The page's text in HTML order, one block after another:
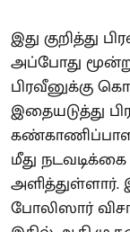
இது குறித்து
அப்போது
பிரவீனுக்கு
இதையடுத்து
மீது
போலிஸார்